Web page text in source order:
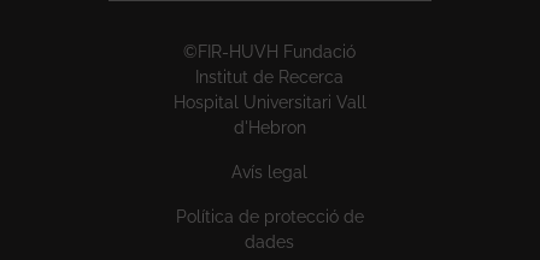
©FIR-HUVH Fundació
Institut de Recerca
Hospital Universitari Vall
d'Hebron
Avís legal
Política de protecció de
dades